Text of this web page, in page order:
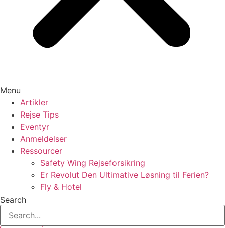
Menu
Artikler
Rejse Tips
Eventyr
Anmeldelser
Ressourcer
Safety Wing Rejseforsikring
Er Revolut Den Ultimative Løsning til Ferien?
Fly & Hotel
Search